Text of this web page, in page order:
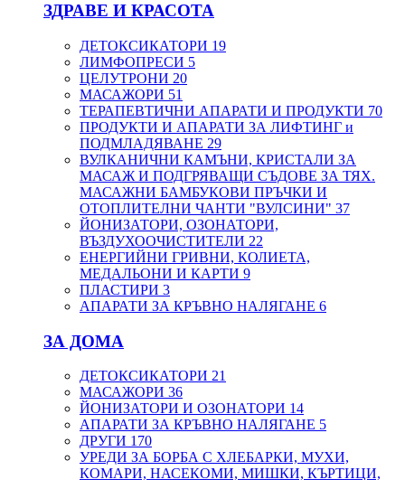
ЗДРАВЕ И КРАСОТА
ДЕТОКСИКАТОРИ 19
ЛИМФОПРЕСИ 5
ЦЕЛУТРОНИ 20
МАСАЖОРИ 51
ТЕРАПЕВТИЧНИ АПАРАТИ И ПРОДУКТИ 70
ПРОДУКТИ И АПАРАТИ ЗА ЛИФТИНГ и
ПОДМЛАДЯВАНЕ 29
ВУЛКАНИЧНИ КАМЪНИ, КРИСТАЛИ ЗА
МАСАЖ И ПОДГРЯВАЩИ СЪДОВЕ ЗА ТЯХ.
МАСАЖНИ БАМБУКОВИ ПРЪЧКИ И
ОТОПЛИТЕЛНИ ЧАНТИ "ВУЛСИНИ" 37
ЙОНИЗАТОРИ, ОЗОНАТОРИ,
ВЪЗДУХООЧИСТИТЕЛИ 22
ЕНЕРГИЙНИ ГРИВНИ, КОЛИЕТА,
МЕДАЛЬОНИ И КАРТИ 9
ПЛАСТИРИ 3
АПАРАТИ ЗА КРЪВНО НАЛЯГАНЕ 6
ЗА ДОМА
ДЕТОКСИКАТОРИ 21
МАСАЖОРИ 36
ЙОНИЗАТОРИ И ОЗОНАТОРИ 14
АПАРАТИ ЗА КРЪВНО НАЛЯГАНЕ 5
ДРУГИ 170
УРЕДИ ЗА БОРБА С ХЛЕБАРКИ, МУХИ,
КОМАРИ, НАСЕКОМИ, МИШКИ, КЪРТИЦИ,